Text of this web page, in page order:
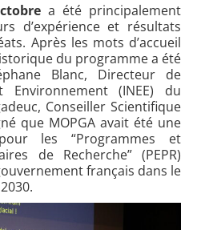
a été principalement
d’expérience et résultats
Après les mots d’accueil
du programme a été
Blanc, Directeur de
Environnement (INEE) du
Conseiller Scientifique
que MOPGA avait été une
les “Programmes et
de Recherche” (PEPR)
français dans le